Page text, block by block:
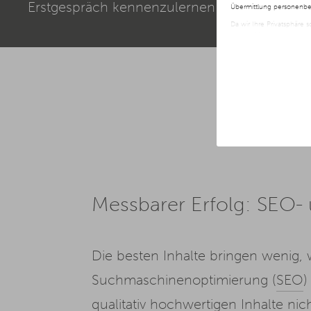
Übermittlung
Da wir Ihre Privatsphäre
jederzeit später
Erstgespräch kennenzulernen!
Messbarer Erfolg:
Die besten Inhalte bringen
Suchmaschinenoptimierung (SEO
qualitativ hochwertigen Inhalte